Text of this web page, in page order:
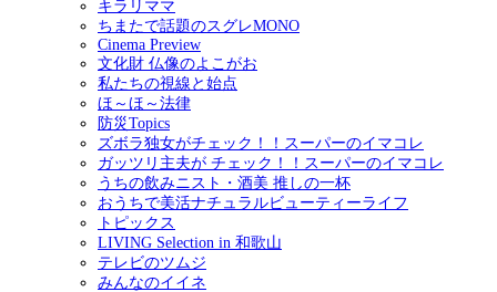
キラリママ
ちまたで話題のスグレMONO
Cinema Preview
文化財 仏像のよこがお
私たちの視線と始点
ほ～ほ～法律
防災Topics
ズボラ独女がチェック！！スーパーのイマコレ
ガッツリ主夫が チェック！！スーパーのイマコレ
うちの飲みニスト・酒美 推しの一杯
おうちで美活ナチュラルビューティーライフ
トピックス
LIVING Selection in 和歌山
テレビのツムジ
みんなのイイネ